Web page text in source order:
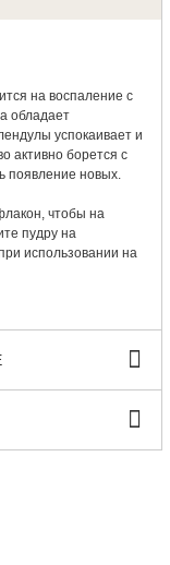
на воспаление с
обладает
успокаивает и
активно борется с
появление новых.
чтобы на
пудру на
использовании на